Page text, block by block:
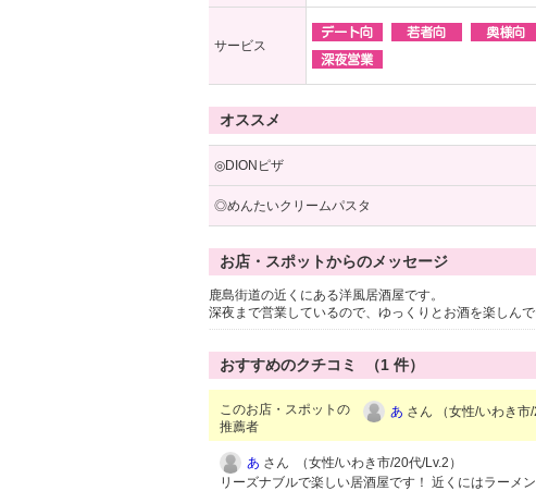
サービス
オススメ
◎DIONピザ
◎めんたいクリームパスタ
お店・スポットからのメッセージ
鹿島街道の近くにある洋風居酒屋です。
深夜まで営業しているので、ゆっくりとお酒を楽しんで
おすすめのクチコミ （1 件）
このお店・スポットの
推薦者
あ さん （女性/いわき市/
あ さん （女性/いわき市/20代/Lv.2）
リーズナブルで楽しい居酒屋です！ 近くにはラーメ